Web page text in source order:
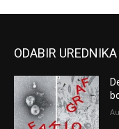
ODABIR UREDNIKA